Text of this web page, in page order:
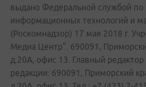
выдано Федеральной службой по
информационных технологий и
(Роскомнадзор) 17 мая 2018 г.
Медиа Центр". 690091,
д.20А, офис 13. Главный
редакции: 690091, Приморский